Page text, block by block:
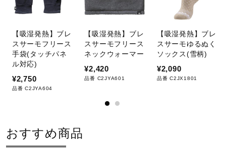
【吸湿発熱】ブレ
スサーモフリース
手袋(タッチパネ
ル対応)
¥2,750
品番 C2JYA604
【吸湿発熱】ブレ
スサーモフリース
ネックウォーマー
¥2,420
品番 C2JYA601
【吸湿発熱】ブレ
スサーモゆるぬく
ソックス(雪柄)
¥2,090
品番 C2JX1801
おすすめ商品